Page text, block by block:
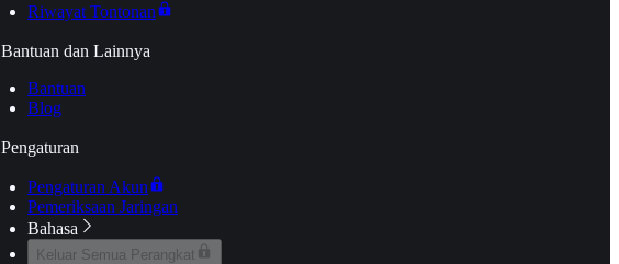
Riwayat Tontonan
Bantuan dan Lainnya
Bantuan
Blog
Pengaturan
Pengaturan Akun
Pemeriksaan Jaringan
Bahasa
Keluar Semua Perangkat